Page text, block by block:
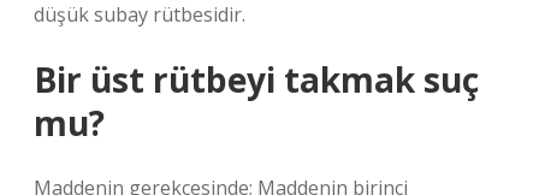
düşük subay rütbesidir.
Bir üst rütbeyi takmak suç
mu?
Maddenin gerekçesinde; Maddenin birinci